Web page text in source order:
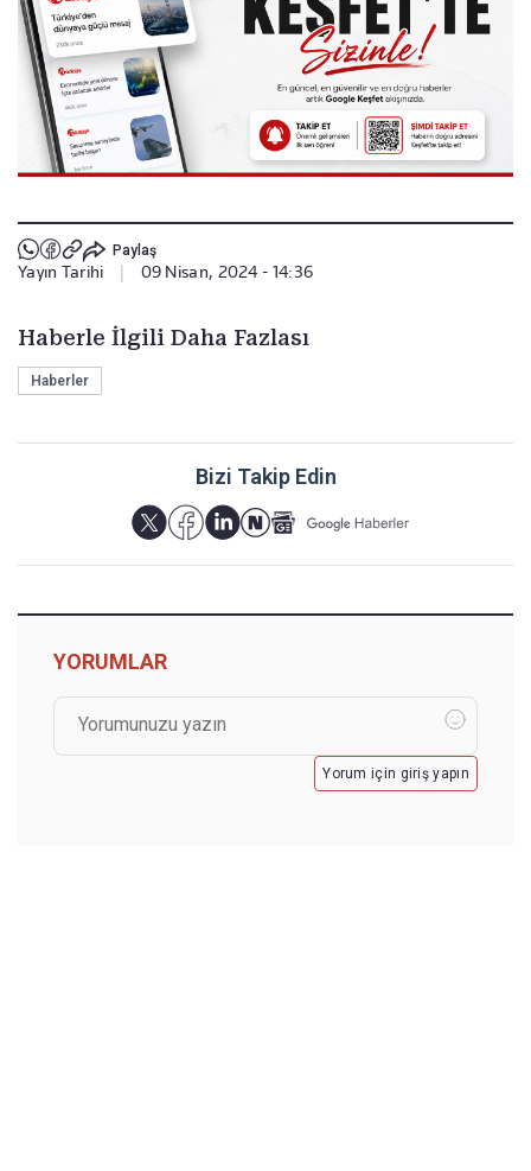
Paylaş
Yayın Tarihi | 09 Nisan, 2024 - 14:36
Haberle İlgili Daha Fazlası
Haberler
Bizi Takip Edin
YORUMLAR
Yorum için giriş yapın